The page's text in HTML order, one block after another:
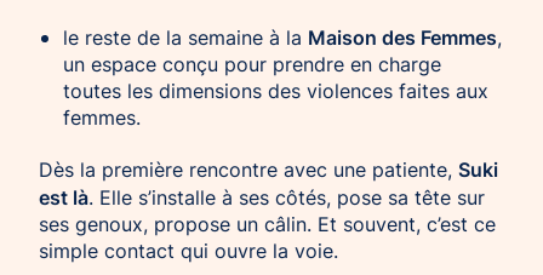
le reste de la semaine à la Maison des Femmes,
un espace conçu pour prendre en charge
toutes les dimensions des violences faites aux
femmes.
Dès la première rencontre avec une patiente, Suki
est là. Elle s’installe à ses côtés, pose sa tête sur
ses genoux, propose un câlin. Et souvent, c’est ce
simple contact qui ouvre la voie.